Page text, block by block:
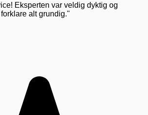
Eksperten var veldig dyktig og
alt grundig."